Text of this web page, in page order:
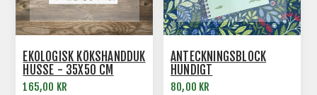
EKOLOGISK KÖKSHANDDUK
HUSSE - 35X50 CM
165,00 KR
ANTECKNINGSBLOCK
HUNDIGT
80,00 KR